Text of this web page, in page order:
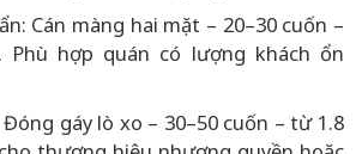
Cán màng hai mặt – 20–30 cuốn –
Phù hợp quán có lượng khách ổn
Đóng gáy lò xo – 30–50 cuốn – từ 1.8